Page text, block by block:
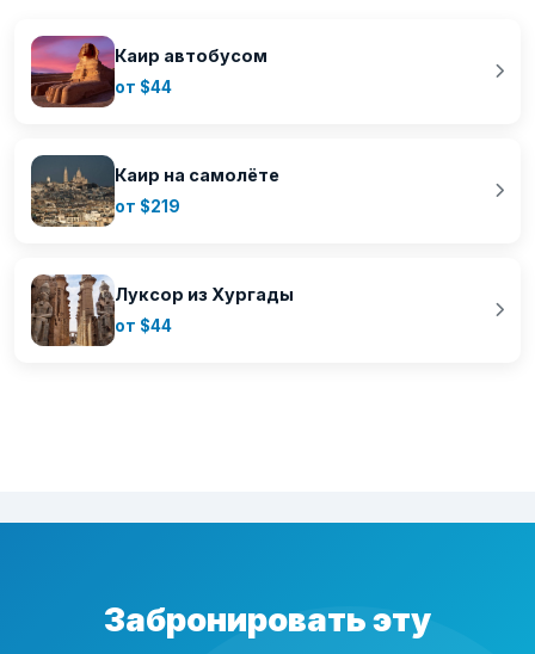
Каир автобусом
от $44
Каир на самолёте
от $219
Луксор из Хургады
от $44
Забронировать эту